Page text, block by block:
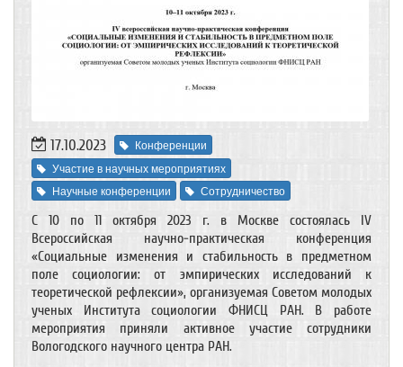
17.10.2023
Конференции
Участие в научных мероприятиях
Научные конференции
Сотрудничество
С 10 по 11 октября 2023 г. в Москве состоялась IV
Всероссийская научно-практическая конференция
«Социальные изменения и стабильность в предметном
поле социологии: от эмпирических исследований к
теоретической рефлексии», организуемая Советом молодых
ученых Института социологии ФНИСЦ РАН. В работе
мероприятия приняли активное участие сотрудники
Вологодского научного центра РАН.